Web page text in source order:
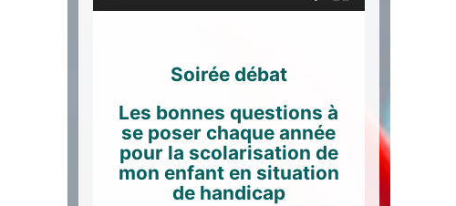
Soirée débat
Les bonnes questions à
se poser chaque année
pour la scolarisation de
mon enfant en situation
de handicap